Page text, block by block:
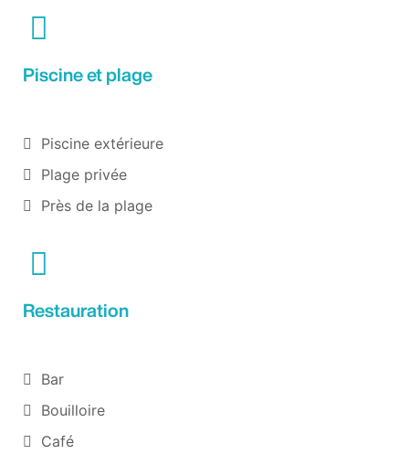
Piscine et plage
Piscine extérieure
Plage privée
Près de la plage
Restauration
Bar
Bouilloire
Café